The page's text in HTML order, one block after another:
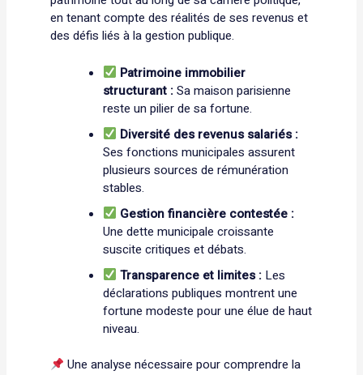
en tenant compte des réalités de ses revenus et
des défis liés à la gestion publique.
Patrimoine immobilier
structurant :Sa maison parisienne
reste un pilier de sa fortune.
Diversité des revenus salariés :
Ses fonctions municipales assurent
plusieurs sources de rémunération
stables.
Gestion financière contestée :
Une dette municipale croissante
suscite critiques et débats.
Transparence et limites : Les
déclarations publiques montrent une
fortune modeste pour une élue de haut
niveau.
Une analyse nécessaire pour comprendre la